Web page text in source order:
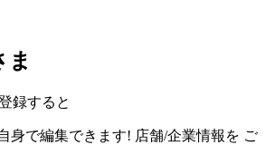
ま
録すると
身で編集できます! 店舗/企業情報を ご